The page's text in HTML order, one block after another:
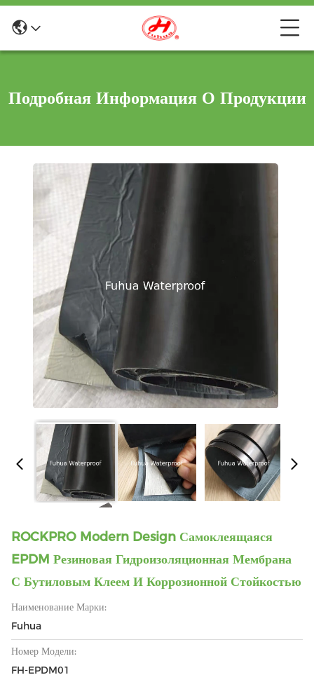
Подробная Информация О Продукции
ROCKPRO Modern Design Самоклеящаяся
EPDM Резиновая Гидроизоляционная Мембрана
С Бутиловым Клеем И Коррозионной Стойкостью
Наименование Марки:
Fuhua
Номер Модели:
FH-EPDM01